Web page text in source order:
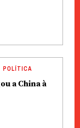
POLÍTICA
a China à